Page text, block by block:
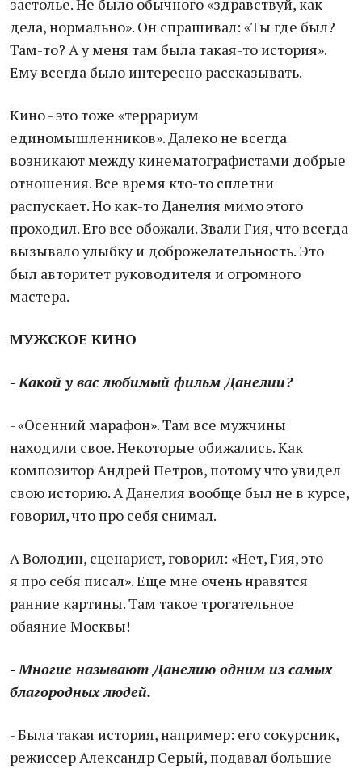
застолье. Не было обычного «здравствуй, как
дела, нормально». Он спрашивал: «Ты где был?
Там-то? А у меня там была такая-то история».
Ему всегда было интересно рассказывать.
Кино - это тоже «террариум
единомышленников». Далеко не всегда
возникают между кинематографистами добрые
отношения. Все время кто-то сплетни
распускает. Но как-то Данелия мимо этого
проходил. Его все обожали. Звали Гия, что всегда
вызывало улыбку и доброжелательность. Это
был авторитет руководителя и огромного
мастера.
МУЖСКОЕ КИНО
- Какой у вас любимый фильм Данелии?
- «Осенний марафон». Там все мужчины
находили свое. Некоторые обижались. Как
композитор Андрей Петров, потому что увидел
свою историю. А Данелия вообще был не в курсе,
говорил, что про себя снимал.
А Володин, сценарист, говорил: «Нет, Гия, это
я про себя писал». Еще мне очень нравятся
ранние картины. Там такое трогательное
обаяние Москвы!
- Многие называют Данелию одним из самых
благородных людей.
- Была такая история, например: его сокурсник,
режиссер Александр Серый, подавал большие